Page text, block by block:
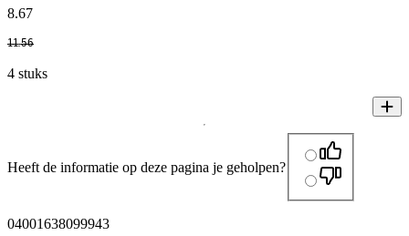
8.67
11.56
4 stuks
Heeft de informatie op deze pagina je geholpen?
04001638099943